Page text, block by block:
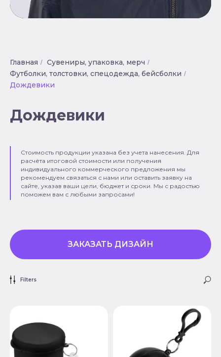
Главная / Сувениры, упаковка, мерч /
Футболки, толстовки, спецодежда, бейсболки /
Дождевики
Дождевики
Стоимость продукции указана без учета нанесения. Для
расчёта итоговой стоимости или получения
индивидуального коммерческого предложения мы
рекомендуем связаться с нами или оставить заявку на
сайте, указав ваши цели, бюджет и сроки. Мы с радостью
поможем вам с любыми запросами!
ЗАКАЗАТЬ ДИЗАЙН
Filters